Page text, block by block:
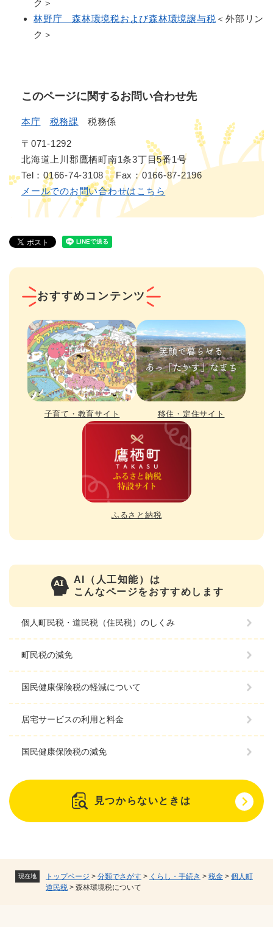
現在地 トップページ > 分類でさがす > くらし・手続き > 税金 > 個人町
道民税 > 森林環境税について
ク＞
林野庁 森林環境税および森林環境譲与税 ＜外部リン
ク＞
このページに関するお問い合わせ先
本庁 税務課 税務係
〒071-1292
北海道上川郡鷹栖町南1条3丁目5番1号
Tel：0166-74-3108
Fax：0166-87-2196
メールでのお問い合わせはこちら
おすすめコンテンツ
子育て・教育サイト 移住・定住サイト
ふるさと納税
AI（人工知能）は
こんなページをおすすめします
個人町民税・道民税（住民税）のしくみ
町民税の減免
国民健康保険税の軽減について
居宅サービスの利用と料金
国民健康保険税の減免
見つからないときは